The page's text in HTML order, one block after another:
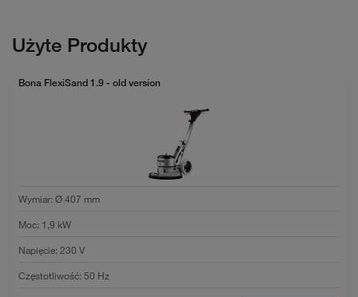
Użyte Produkty
Bona FlexiSand 1.9 - old version
Wymiar:Ø 407 mm
Moc: 1,9 kW
Napięcie:230 V
Częstotliwość:50 Hz